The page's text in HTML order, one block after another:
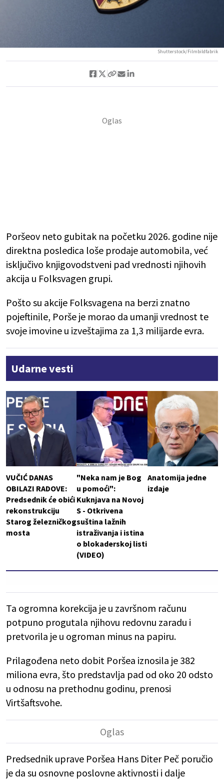
Shutterstock/Filmbildfabrik
Poršeov neto gubitak na početku 2026. godine nije
direktna posledica loše prodaje automobila, već
isključivo knjigovodstveni pad vrednosti njihovih
akcija u Folksvagen grupi.
Pošto su akcije Folksvagena na berzi znatno
pojeftinile, Porše je morao da umanji vrednost te
svoje imovine u izveštajima za 1,3 milijarde evra.
Udarne vesti
VUČIĆ DANAS
OBILAZI RADOVE:
Predsednik će obići
rekonstrukciju
Starog železničkog
mosta
"Neka nam je Bog
u pomoći":
Kuknjava na Novoj
S - Otkrivena
suština lažnih
istraživanja i istina
o blokaderskoj listi
(VIDEO)
Anatomija jedne
izdaje
Ta ogromna korekcija je u završnom računu
potpuno progutala njihovu redovnu zaradu i
pretvorila je u ogroman minus na papiru.
Prilagođena neto dobit Poršea iznosila je 382
miliona evra, što predstavlja pad od oko 20 odsto
u odnosu na prethodnu godinu, prenosi
Virtšaftsvohe.
Predsednik uprave Poršea Hans Diter Peč poručio
je da su osnovne poslovne aktivnosti i dalje